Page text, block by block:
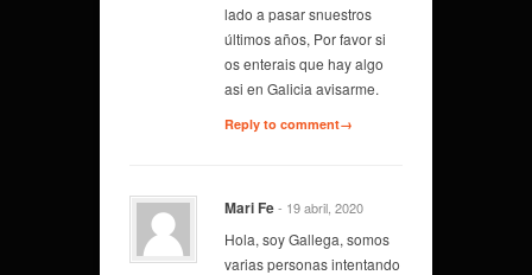
lado a pasar snuestros
últimos años, Por favor si
os enterais que hay algo
asi en Galicia avisarme.
Reply to comment→
Mari Fe- 19 abril, 2020
Hola, soy Gallega, somos
varias personas intentando